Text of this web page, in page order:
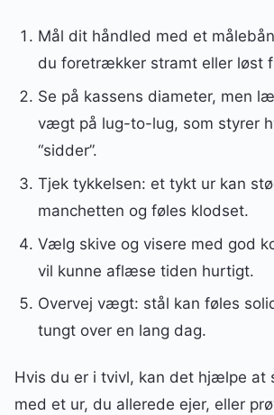
Mål dit håndled med et
du foretrækker stramt eller løst
Se på kassens diameter, men
vægt på lug-to-lug, som styrer
“sidder”.
Tjek tykkelsen: et tykt ur kan
manchetten og føles klodset.
Vælg skive og visere med god
vil kunne aflæse tiden hurtigt.
Overvej vægt: stål kan føles
tungt over en lang dag.
Hvis du er i tvivl, kan det hjælpe at
med et ur, du allerede ejer, eller